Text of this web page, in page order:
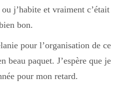
Japon
j’habite et vraiment c’était
bon.
pour l’organisation de ce
beau paquet. J’espère que je
pour mon retard.